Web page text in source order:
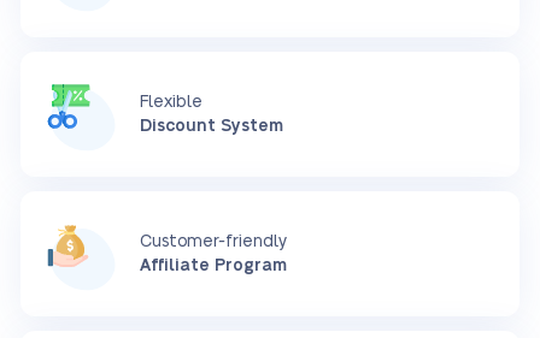
Flexible
Discount System
Customer-friendly
Affiliate Program